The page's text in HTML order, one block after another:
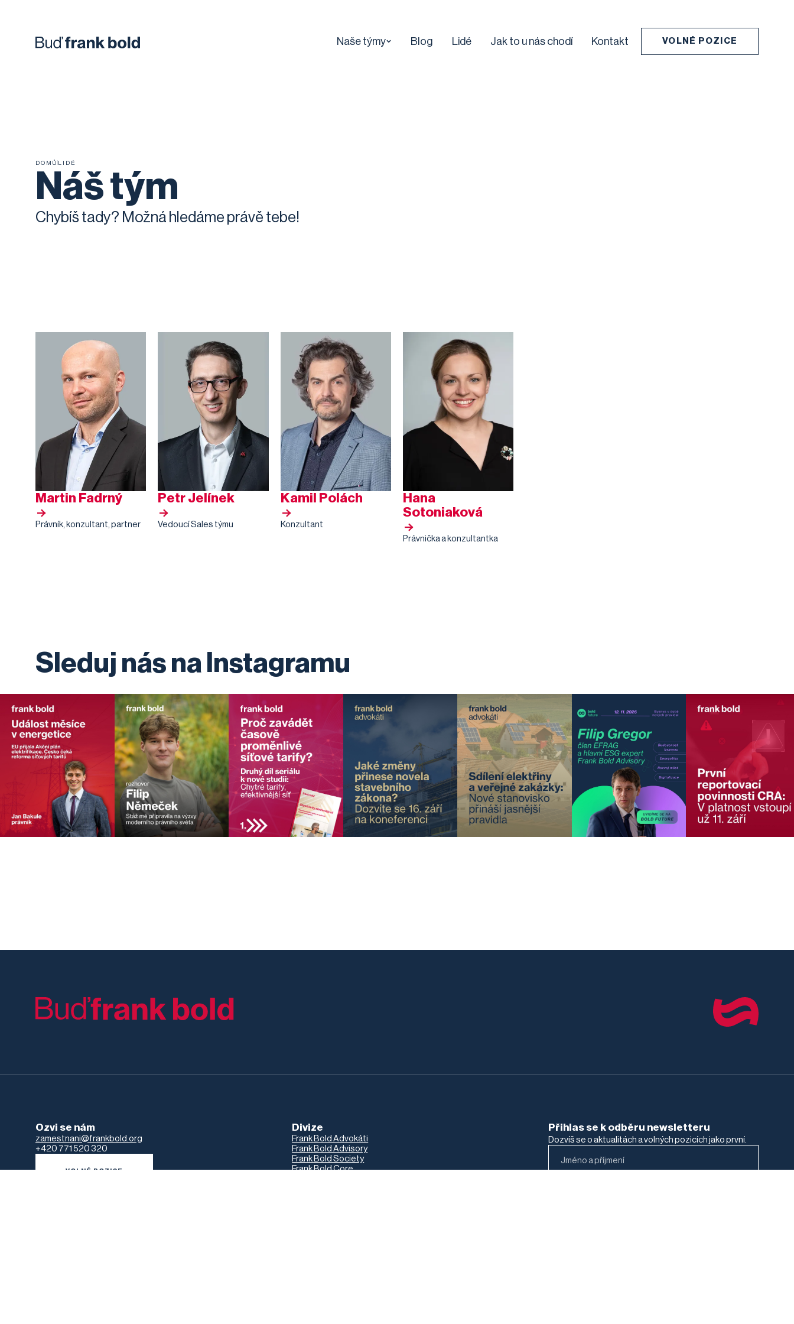
Naše týmy Blog Lidé Jak to u nás chodí Kontakt VOLNÉ POZICE
DOMŮ LIDÉ
Náš tým
Chybíš tady? Možná hledáme právě tebe!
Martin Fadrný
Právník, konzultant, partner
Petr Jelínek
Vedoucí Sales týmu
Kamil Polách
Konzultant
Hana
Sotoniaková
Právnička a konzultantka
Sleduj nás na Instagramu
Ozvi se nám
zamestnani@frankbold.org
+420 771 520 320
VOLNÉ POZICE
Divize
Frank Bold Advokáti
Frank Bold Advisory
Frank Bold Society
Frank Bold Core
Přihlas se k odběru newsletteru
Dozvíš se o aktualitách a volných pozicích jako první.